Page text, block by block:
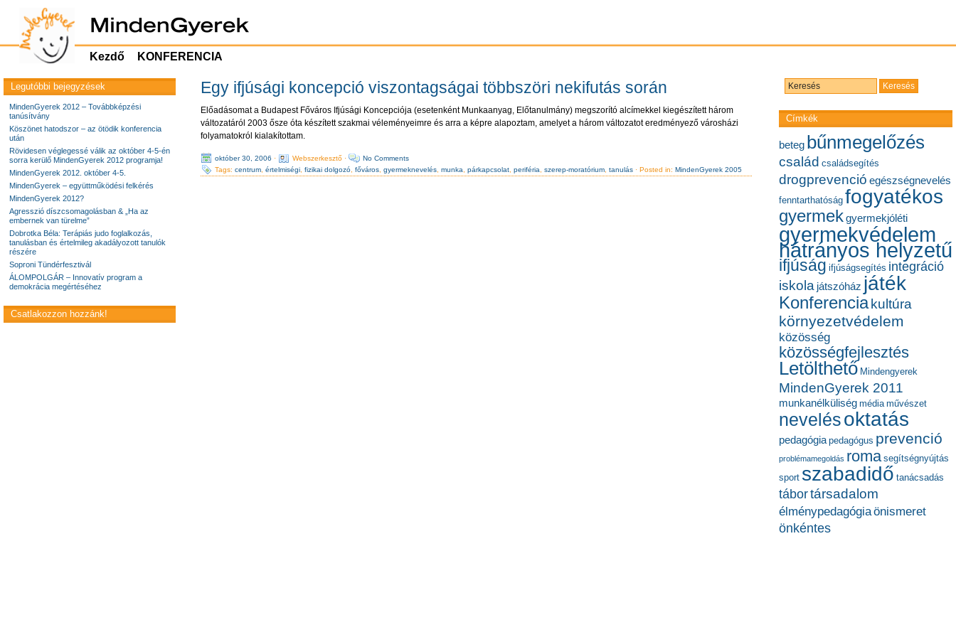
Kezdő KONFERENCIA
Egy ifjúsági koncepció viszontagságai többszöri nekifutás során
Előadásomat a Budapest Főváros Ifjúsági Koncepciója (esetenként Munkaanyag, Előtanulmány) megszorító alcímekkel kiegészített három
változatáról 2003 ősze óta készített szakmai véleményeimre és arra a képre alapoztam, amelyet a három változatot eredményező városházi
folyamatokról kialakítottam.
október 30, 2006 · Webszerkesztő ·
No Comments
Tags:centrum ,értelmiségi ,fizikai dolgozó ,főváros ,gyermeknevelés ,munka ,párkapcsolat ,periféria ,szerep-moratórium ,tanulás · Posted in:MindenGyerek 2005
Címkék
beteg bűnmegelőzés
család családsegítés
drogprevenció egészségnevelés
fenntarthatóság fogyatékos
gyermekgyermekjóléti
gyermekvédelem
hátrányos helyzetű
ifjúság ifjúságsegítés integráció
iskola játszóház játék
Konferenciakultúra
környezetvédelem
közösség
közösségfejlesztés
Letölthető Mindengyerek
MindenGyerek 2011
munkanélküliség média művészet
nevelésoktatás
pedagógia pedagógus prevenció
problémamegoldás roma segítségnyújtás
sport szabadidő tanácsadás
tábortársadalom
élménypedagógiaönismeret
önkéntes
Legutóbbi bejegyzések
MindenGyerek 2012 – Továbbképzési
tanúsítvány
Köszönet hatodszor – az ötödik konferencia
után
Rövidesen véglegessé válik az október 4-5-én
sorra kerülő MindenGyerek 2012 programja!
MindenGyerek 2012. október 4-5.
MindenGyerek – együttműködési felkérés
MindenGyerek 2012?
Agresszió díszcsomagolásban & „Ha az
embernek van türelme”
Dobrotka Béla: Terápiás judo foglalkozás,
tanulásban és értelmileg akadályozott tanulók
részére
Soproni Tündérfesztivál
ÁLOMPOLGÁR – Innovatív program a
demokrácia megértéséhez
Csatlakozzon hozzánk!